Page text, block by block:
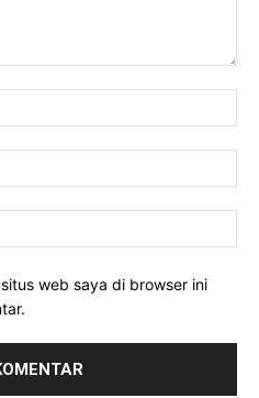
web saya di browser ini